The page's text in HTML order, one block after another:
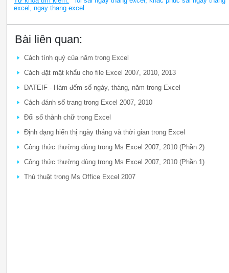
excel, ngay thang excel
Bài liên quan:
Cách tính quý của năm trong Excel
Cách đặt mật khẩu cho file Excel 2007, 2010, 2013
DATEIF - Hàm đếm số ngày, tháng, năm trong Excel
Cách đánh số trang trong Excel 2007, 2010
Đổi số thành chữ trong Excel
Định dạng hiển thị ngày tháng và thời gian trong Excel
Công thức thường dùng trong Ms Excel 2007, 2010 (Phần 2)
Công thức thường dùng trong Ms Excel 2007, 2010 (Phần 1)
Thủ thuật trong Ms Office Excel 2007